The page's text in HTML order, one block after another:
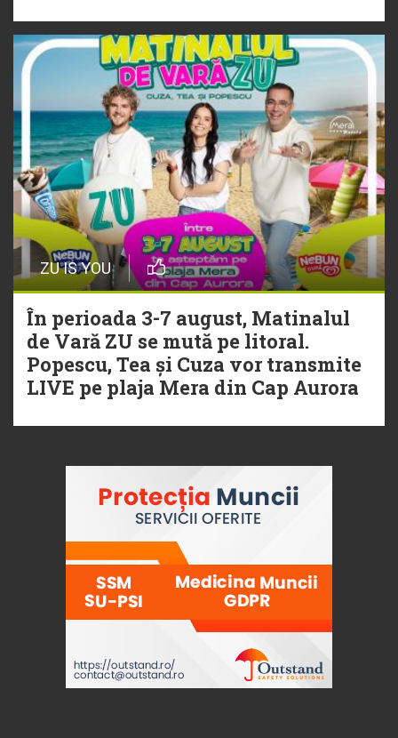
ZU IS YOU
În perioada 3-7 august, Matinalul
de Vară ZU se mută pe litoral.
Popescu, Tea și Cuza vor transmite
LIVE pe plaja Mera din Cap Aurora